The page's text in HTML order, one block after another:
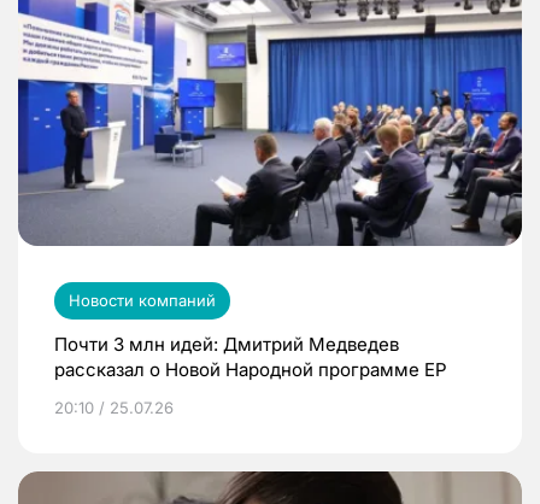
Новости компаний
Почти 3 млн идей: Дмитрий Медведев
рассказал о Новой Народной программе ЕР
20:10 / 25.07.26